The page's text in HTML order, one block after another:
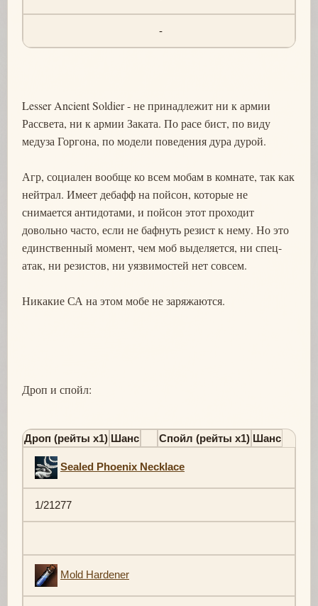
-
Lesser Ancient Soldier - не принадлежит ни к армии
Рассвета, ни к армии Заката. По расе бист, по виду
медуза Горгона, по модели поведения дура дурой.
Агр, социален вообще ко всем мобам в комнате, так как
нейтрал. Имеет дебафф на пойсон, которые не
снимается антидотами, и пойсон этот проходит
довольно часто, если не бафнуть резист к нему. Но это
единственный момент, чем моб выделяется, ни спец-
атак, ни резистов, ни уязвимостей нет совсем.
Никакие СА на этом мобе не заряжаются.
Дроп и спойл:
Дроп (рейты х1) Шанс Спойл (рейты х1) Шанс
Sealed Phoenix Necklace
1/21277
Mold Hardener